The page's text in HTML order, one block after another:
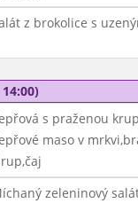
z brokolice s
s praženou
maso v
zeleninový